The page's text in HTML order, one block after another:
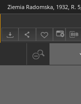
Ziemia Radomska, 1932, R.